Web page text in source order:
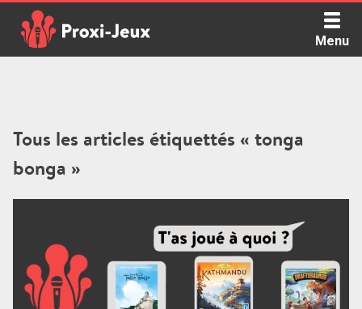
content
Menu
Tous les articles étiquettés « tonga
bonga »